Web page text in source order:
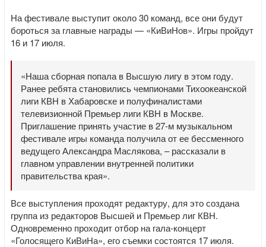
На фестивале выступит около 30 команд, все они будут
бороться за главные награды — «КиВиНов». Игры пройдут
16 и 17 июля.
«Наша сборная попала в Высшую лигу в этом году.
Ранее ребята становились чемпионами Тихоокеанской
лиги КВН в Хабаровске и полуфиналистами
телевизионной Премьер лиги КВН в Москве.
Приглашение принять участие в 27-м музыкальном
фестивале игры команда получила от ее бессменного
ведущего Александра Маслякова, – рассказали в
главном управлении внутренней политики
правительства края».
Все выступления проходят редактуру, для это создана
группа из редакторов Высшей и Премьер лиг КВН.
Одновременно проходит отбор на гала-концерт
«Голосящего КиВиНа», его съемки состоятся 17 июля.